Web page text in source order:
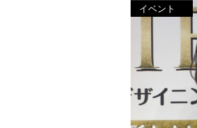
ビューティ
イベント